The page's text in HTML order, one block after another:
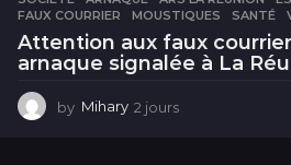
FAUX COURRIER
,MOUSTIQUES ,SANTÉ ,
Attention aux faux
arnaque signalée à La
by Mihary 2 jours